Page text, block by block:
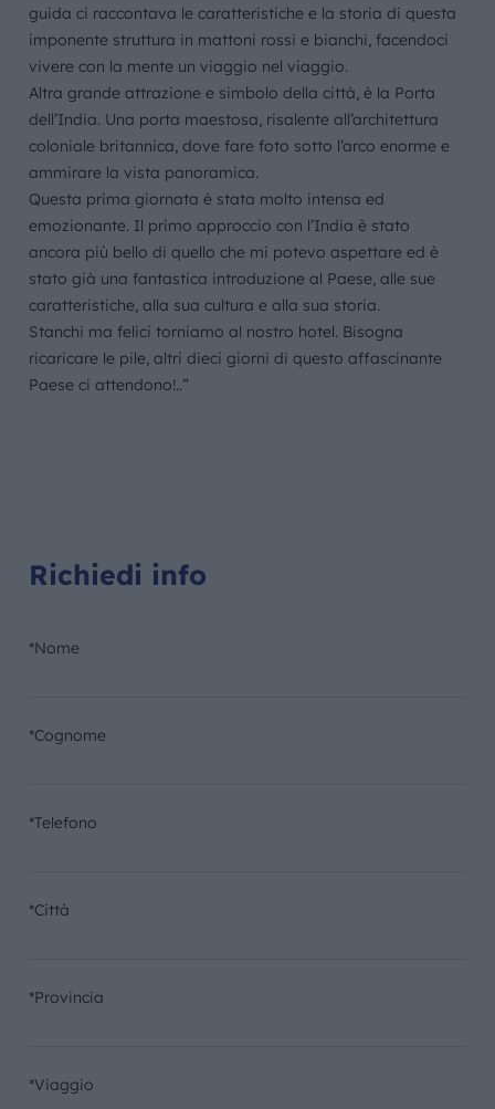
guida ci raccontava le caratteristiche e la storia di questa
imponente struttura in mattoni rossi e bianchi, facendoci
vivere con la mente un viaggio nel viaggio.
Altra grande attrazione e simbolo della città, è la Porta
dell’India. Una porta maestosa, risalente all’architettura
coloniale britannica, dove fare foto sotto l’arco enorme e
ammirare la vista panoramica.
Questa prima giornata è stata molto intensa ed
emozionante. Il primo approccio con l’India è stato
ancora più bello di quello che mi potevo aspettare ed è
stato già una fantastica introduzione al Paese, alle sue
caratteristiche, alla sua cultura e alla sua storia.
Stanchi ma felici torniamo al nostro hotel. Bisogna
ricaricare le pile, altri dieci giorni di questo affascinante
Paese ci attendono!..”
Richiedi info
*Nome
*Cognome
*Telefono
*Città
*Provincia
*Viaggio